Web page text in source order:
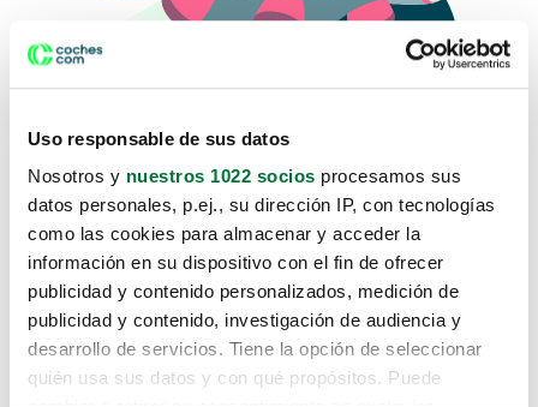
Uso responsable de sus datos
Nosotros y nuestros 1022 socios procesamos sus
datos personales, p.ej., su dirección IP, con tecnologías
como las cookies para almacenar y acceder la
información en su dispositivo con el fin de ofrecer
publicidad y contenido personalizados, medición de
publicidad y contenido, investigación de audiencia y
desarrollo de servicios. Tiene la opción de seleccionar
quién usa sus datos y con qué propósitos. Puede
Lo sentimos, no sabemos como
te hemos traido hasta aquí.
Pero puedes encontrar el coche que estás
buscando en alguno de estos enlaces: